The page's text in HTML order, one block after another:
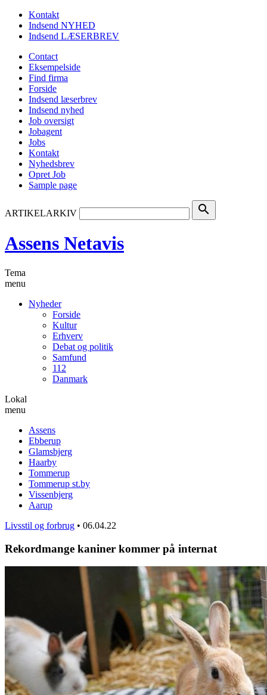
Kontakt
Indsend NYHED
Indsend LÆSERBREV
Contact
Eksempelside
Find firma
Forside
Indsend læserbrev
Indsend nyhed
Job oversigt
Jobagent
Jobs
Kontakt
Nyhedsbrev
Opret Job
Sample page
ARTIKELARKIV search
Assens Netavis
Tema
menu
Nyheder
Forside
Kultur
Erhverv
Debat og politik
Samfund
112
Danmark
Lokal
menu
Assens
Ebberup
Glamsbjerg
Haarby
Tommerup
Tommerup st.by
Vissenbjerg
Aarup
Livsstil og forbrug • 06.04.22
Rekordmange kaniner kommer på internat